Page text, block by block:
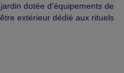
dotée d'équipements de
extérieur dédié aux rituels